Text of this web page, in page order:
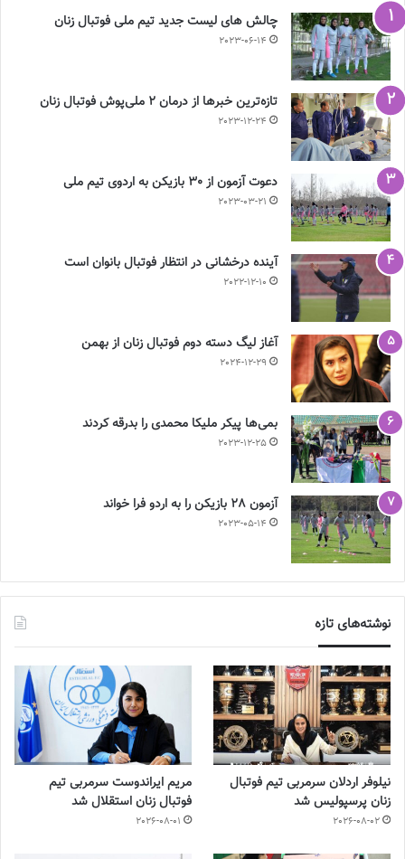
چالش هاى ليست جدید تيم ملى فوتبال زنان
2023-06-14
تازه‌ترین خبرها از درمان ۲ ملی‌پوش فوتبال زنان
2023-12-24
دعوت آزمون از 30 بازیکن به اردوی تیم ملی
2023-03-21
آینده درخشانی در انتظار فوتبال بانوان است
2022-12-10
آغاز لیگ دسته دوم فوتبال زنان از بهمن
2024-12-29
بمی‌ها پیکر ملیکا محمدی را بدرقه کردند
2023-12-25
آزمون 28 بازیکن را به اردو فرا خواند
2023-05-14
نوشته‌های تازه
نیلوفر اردلان سرمربی تیم فوتبال
زنان پرسپولیس شد
2026-08-02
مریم ایراندوست سرمربی تیم
فوتبال زنان استقلال شد
2026-08-01